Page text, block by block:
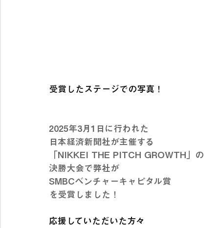
受賞したステージでの写真！
2025年3月1日に行われた
日本経済新聞社が主催する
「NIKKEI THE PITCH GROWTH」の
決勝大会で弊社が
SMBCベンチャーキャピタル賞
を受賞しました！
応援していただいた方々